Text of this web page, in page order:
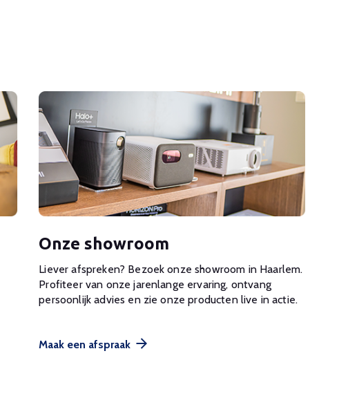
Onze showroom
Liever afspreken? Bezoek onze showroom in Haarlem.
Profiteer van onze jarenlange ervaring, ontvang
persoonlijk advies en zie onze producten live in actie.
Maak een afspraak